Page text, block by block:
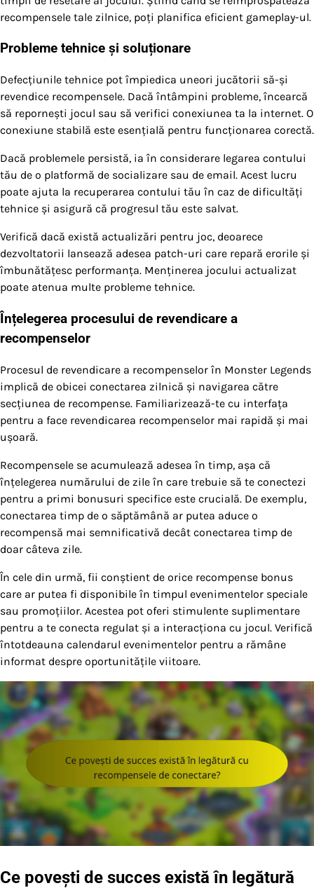
recompensele tale zilnice, poți planifica eficient gameplay-ul.
Probleme tehnice și soluționare
Defecțiunile tehnice pot împiedica uneori jucătorii să-și
revendice recompensele. Dacă întâmpini probleme, încearcă
să repornești jocul sau să verifici conexiunea ta la internet. O
conexiune stabilă este esențială pentru funcționarea corectă.
Dacă problemele persistă, ia în considerare legarea contului
tău de o platformă de socializare sau de email. Acest lucru
poate ajuta la recuperarea contului tău în caz de dificultăți
tehnice și asigură că progresul tău este salvat.
Verifică dacă există actualizări pentru joc, deoarece
dezvoltatorii lansează adesea patch-uri care repară erorile și
îmbunătățesc performanța. Menținerea jocului actualizat
poate atenua multe probleme tehnice.
Înțelegerea procesului de revendicare a
recompenselor
Procesul de revendicare a recompenselor în Monster Legends
implică de obicei conectarea zilnică și navigarea către
secțiunea de recompense. Familiarizează-te cu interfața
pentru a face revendicarea recompenselor mai rapidă și mai
ușoară.
Recompensele se acumulează adesea în timp, așa că
înțelegerea numărului de zile în care trebuie să te conectezi
pentru a primi bonusuri specifice este crucială. De exemplu,
conectarea timp de o săptămână ar putea aduce o
recompensă mai semnificativă decât conectarea timp de
doar câteva zile.
În cele din urmă, fii conștient de orice recompense bonus
care ar putea fi disponibile în timpul evenimentelor speciale
sau promoțiilor. Acestea pot oferi stimulente suplimentare
pentru a te conecta regulat și a interacționa cu jocul. Verifică
întotdeauna calendarul evenimentelor pentru a rămâne
informat despre oportunitățile viitoare.
Ce povești de succes există în legătură